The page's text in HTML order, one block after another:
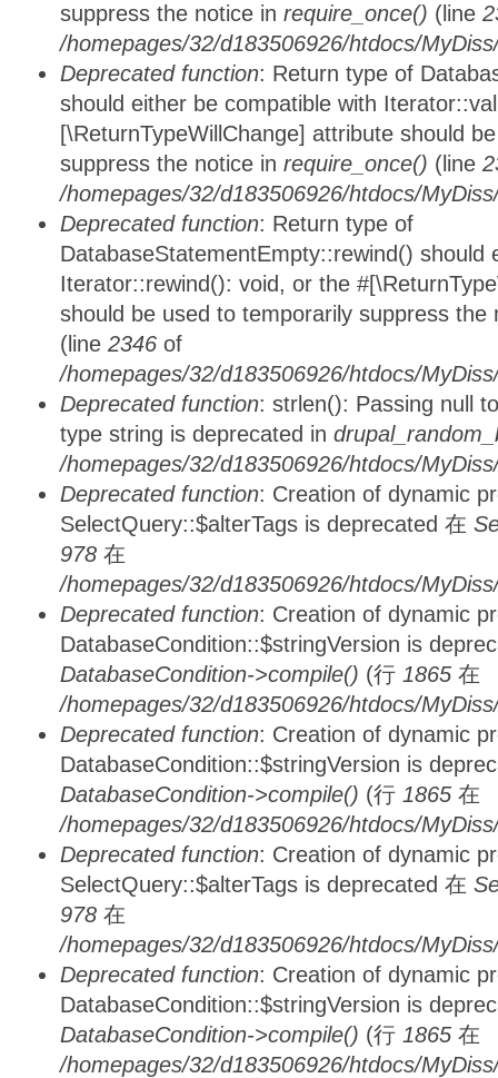
suppress the notice in require_once() (line
/homepages/32/d183506926/htdocs/
Deprecated function: Return type of
should either be compatible with
[\ReturnTypeWillChange] attribute should
suppress the notice in require_once() (line
/homepages/32/d183506926/htdocs/
Deprecated function: Return type of
DatabaseStatementEmpty::rewind() should
Iterator::rewind(): void, or the
should be used to temporarily suppress
(line 2346 of
/homepages/32/d183506926/htdocs/
Deprecated function: strlen(): Passing null
type string is deprecated in
/homepages/32/d183506926/htdocs/
Deprecated function: Creation of dynamic
SelectQuery::$alterTags is deprecated 在
978 在
/homepages/32/d183506926/htdocs/
Deprecated function: Creation of dynamic
DatabaseCondition::$stringVersion is
DatabaseCondition->compile() (行 1865 在
/homepages/32/d183506926/htdocs/
Deprecated function: Creation of dynamic
DatabaseCondition::$stringVersion is
DatabaseCondition->compile() (行 1865 在
/homepages/32/d183506926/htdocs/
Deprecated function: Creation of dynamic
SelectQuery::$alterTags is deprecated 在
978 在
/homepages/32/d183506926/htdocs/
Deprecated function: Creation of dynamic
DatabaseCondition::$stringVersion is
DatabaseCondition->compile() (行 1865 在
/homepages/32/d183506926/htdocs/